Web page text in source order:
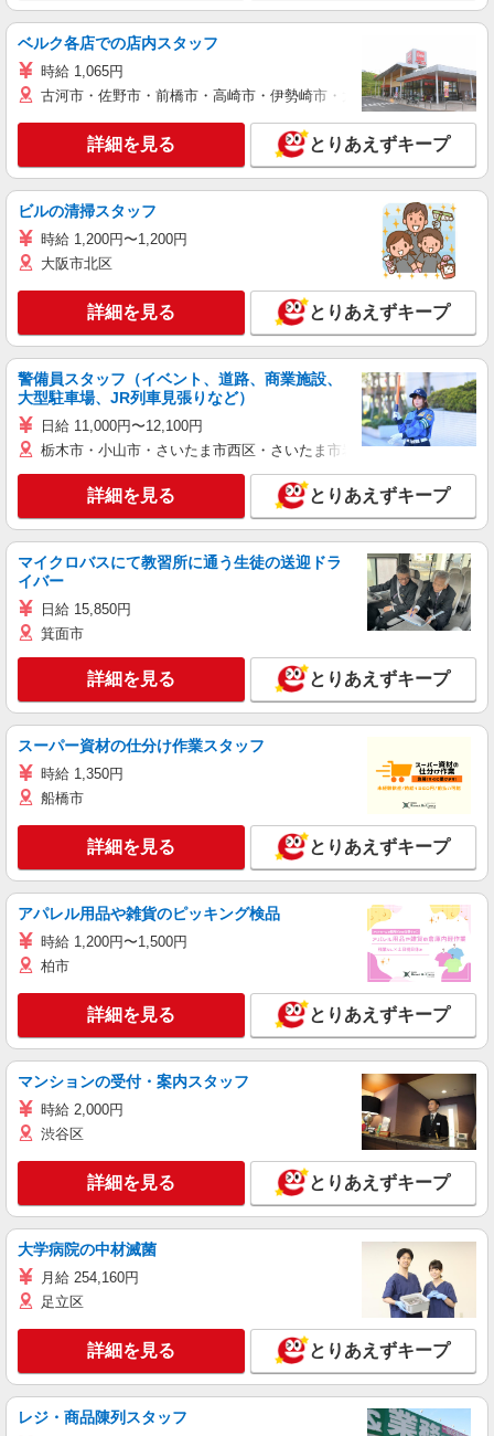
ベルク各店での店内スタッフ
時給 1,065円
古河市・佐野市・前橋市・高崎市・伊勢崎市・太田市・館林市・藤
詳細を見る とりあえずキープ
ビルの清掃スタッフ
時給 1,200円〜1,200円
大阪市北区
詳細を見る とりあえずキープ
警備員スタッフ（イベント、道路、商業施設、
大型駐車場、JR列車見張りなど）
日給 11,000円〜12,100円
栃木市・小山市・さいたま市西区・さいたま市岩槻区・久喜市・蓮田
詳細を見る とりあえずキープ
マイクロバスにて教習所に通う生徒の送迎ドラ
イバー
日給 15,850円
箕面市
詳細を見る とりあえずキープ
スーパー資材の仕分け作業スタッフ
時給 1,350円
船橋市
詳細を見る とりあえずキープ
アパレル用品や雑貨のピッキング検品
時給 1,200円〜1,500円
柏市
詳細を見る とりあえずキープ
マンションの受付・案内スタッフ
時給 2,000円
渋谷区
詳細を見る とりあえずキープ
大学病院の中材滅菌
月給 254,160円
足立区
詳細を見る とりあえずキープ
レジ・商品陳列スタッフ